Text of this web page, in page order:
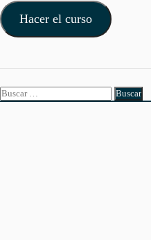
Hacer el curso
Buscar: